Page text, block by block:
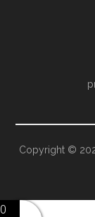
Copyright ©
0